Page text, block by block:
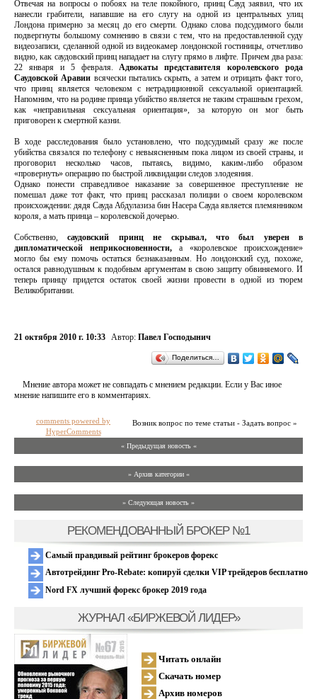
Отвечая на вопросы о побоях на теле покойного, принц Сауд заявил, что их
нанесли грабители, напавшие на его слугу на одной из центральных улиц
Лондона примерно за месяц до его смерти. Однако слова подсудимого были
подвергнуты большому сомнению в связи с тем, что на предоставленной суду
видеозаписи, сделанной одной из видеокамер лондонской гостиницы, отчетливо
видно, как саудовский принц нападает на слугу прямо в лифте. Причем два раза:
22 января и 5 февраля.Адвокаты представителя королевского рода
Саудовской Аравии всячески пытались скрыть, а затем и отрицать факт того,
что принц является человеком с нетрадиционной сексуальной ориентацией.
Напомним, что на родине принца убийство является не таким страшным грехом,
как «неправильная сексуальная ориентация», за которую он мог быть
приговорен к смертной казни.
В ходе расследования было установлено, что подсудимый сразу же после
убийства связался по телефону с невыясненным пока лицом из своей страны, и
проговорил несколько часов, пытаясь, видимо, каким-либо образом
«провернуть» операцию по быстрой ликвидации следов злодеяния.
Однако понести справедливое наказание за совершенное преступление не
помешал даже тот факт, что принц рассказал полиции о своем королевском
происхождении: дядя Сауда Абдулазиза бин Насера Сауда является племянником
короля, а мать принца – королевской дочерью.
Собственно,саудовский принц не скрывал, что был уверен в
дипломатической неприкосновенности, а «королевское происхождение»
могло бы ему помочь остаться безнаказанным. Но лондонский суд, похоже,
остался равнодушным к подобным аргументам в свою защиту обвиняемого. И
теперь принцу придется остаток своей жизни провести в одной из тюрем
Великобритании.
21 октября 2010 г. 10:33 Автор: Павел Господынич
Поделиться…
Мнение автора может не совпадать с мнением редакции. Если у Вас иное
мнение напишите его в комментариях.
Возник вопрос по теме статьи - Задать вопрос »
comments powered by
HyperComments
« Предыдущая новость «
» Архив категории «
» Следующая новость »
РЕКОМЕНДОВАННЫЙ БРОКЕР №1
Самый правдивый рейтинг брокеров форекс
Автотрейдинг Pro-Rebate: копируй сделки VIP трейдеров бесплатно
Nord FX лучший форекс брокер 2019 года
ЖУРНАЛ «БИРЖЕВОЙ ЛИДЕР»
Читать онлайн
Скачать номер
Архив номеров